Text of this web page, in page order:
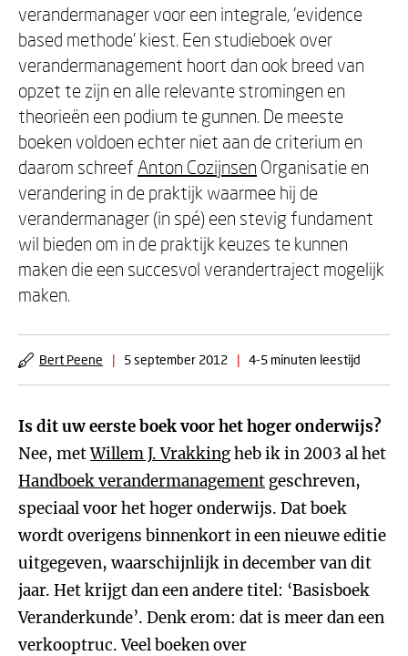
verandermanager voor een integrale, ‘evidence
based methode’ kiest. Een studieboek over
verandermanagement hoort dan ook breed van
opzet te zijn en alle relevante stromingen en
theorieën een podium te gunnen. De meeste
boeken voldoen echter niet aan de criterium en
daarom schreef Anton Cozijnsen Organisatie en
verandering in de praktijk waarmee hij de
verandermanager (in spé) een stevig fundament
wil bieden om in de praktijk keuzes te kunnen
maken die een succesvol verandertraject mogelijk
maken.
Bert Peene | 5 september 2012 | 4-5 minuten leestijd
Is dit uw eerste boek voor het hoger onderwijs?
Nee, metWillem J. Vrakkingheb ik in 2003 al het
Handboek verandermanagement geschreven,
speciaal voor het hoger onderwijs. Dat boek
wordt overigens binnenkort in een nieuwe editie
uitgegeven, waarschijnlijk in december van dit
jaar. Het krijgt dan een andere titel: ‘Basisboek
Veranderkunde’. Denk erom: dat is meer dan een
verkooptruc. Veel boeken over